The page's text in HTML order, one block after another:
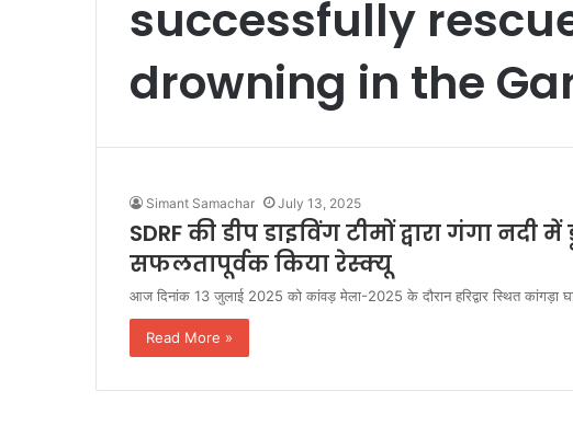
successfully
drowning in the
Simant Samachar July 13, 2025
SDRF की डीप डाइविंग टीमों द्वारा गंगा नदी
सफलतापूर्वक किया रेस्क्यू
आज दिनांक 13 जुलाई 2025 को कांवड़ मेला-2025 के दौरान हरिद्वार स्थित कांगड़ा
Read More »